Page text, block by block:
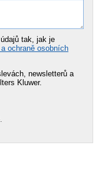
tak, jak je
ochraně osobních
newsletterů a
Kluwer.